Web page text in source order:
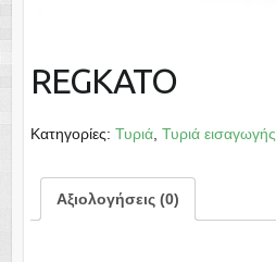
REGKATO
Κατηγορίες: Τυριά, Τυριά εισαγωγής
Αξιολογήσεις (0)